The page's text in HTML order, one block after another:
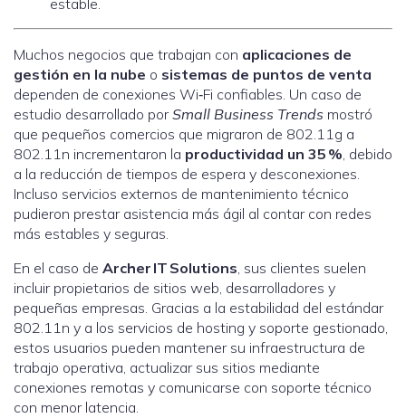
estable.
Muchos negocios que trabajan con aplicaciones de
gestión en la nube o sistemas de puntos de venta
dependen de conexiones Wi‑Fi confiables. Un caso de
estudio desarrollado porSmall Business Trends mostró
que pequeños comercios que migraron de 802.11g a
802.11n incrementaron la productividad un 35 %, debido
a la reducción de tiempos de espera y desconexiones.
Incluso servicios externos de mantenimiento técnico
pudieron prestar asistencia más ágil al contar con redes
más estables y seguras.
En el caso de Archer IT Solutions, sus clientes suelen
incluir propietarios de sitios web, desarrolladores y
pequeñas empresas. Gracias a la estabilidad del estándar
802.11n y a los servicios de hosting y soporte gestionado,
estos usuarios pueden mantener su infraestructura de
trabajo operativa, actualizar sus sitios mediante
conexiones remotas y comunicarse con soporte técnico
con menor latencia.